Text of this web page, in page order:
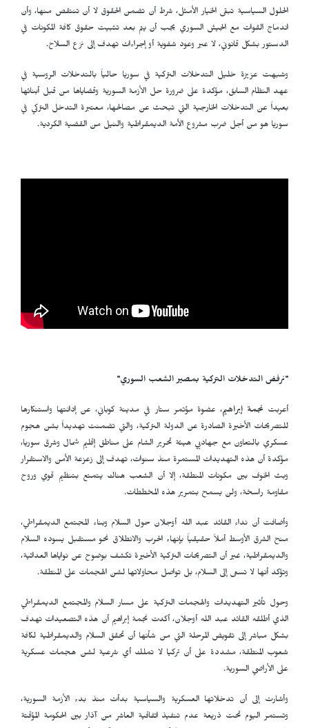
الحلول السياسية تبقى الخيار الأمثل، شرط أن تضمن الحقوق لا أن تنتقص منها، وأن
اندماج القوات مع الجيش السوري يجب أن يتم بعد تثبيت حقوق كافة المكونات في
الدستور بشكل قانوني، لا عبر وعود شفوية أو إجراءات تهدف إلى نزع السلاح.
وشبهت عزيزة خليل التدخلات التركية في سوريا حالياً بالتدخلات الروسية في
عهد النظام السابق، مؤكدة على ضرورة حل الأزمة السورية وقضاياها من قبل أبنائها
بعيداً عن التدخلات الخارجية التي تبحث عن مصالحها، معتبرة التدخل التركي في
سوريا هو من أجل ضرب مشروع الأمة الديمقراطية والنيل من القضية الكردية.
"نرفض التدخلات التركية بمصير الشعب السوري"
أعربتنجمة إبراهيم، عضوة مؤتمر ستار في مدينة كوباني، عن إدانتها واستنكارها
للتصريحات الأخيرة الصادرة عن الدولة التركية، والتي تضمنت تهديداً بشن هجوم
عسكري بالتعاون مع جهاديي هيئة تحرير الشام على مناطق إقليم شمال وشرق سوريا،
مؤكدة أن هذه التهديدات المستمرة منذ سنوات، تهدف إلى زعزعة الأمن والاستقرار
وبث الخوف بين مكونات المنطقة، إلا أن الشعب هناك يتمتع بتنظيم قوي وروح
مقاومة راسخة، ولن يسمح بتمرير هذه المخططات.
وأضافت أن نداء القائد عبد الله أوجلان حول السلام وبناء المجتمع الديمقراطي،
منح الشرق الأوسط أملاً حقيقياً بإنهاء الحرب والانطلاق نحو مستقبل يسوده السلام
والديمقراطية، غير أن التصريحات التركية الأخيرة تكشف بوضوح عن نواياها العدائية،
وتؤكد أنها لا تسعى إلى السلام، بل تواصل محاولاتها لشن الهجمات على المنطقة.
وحول تأثير التهديدات والهجمات التركية على مسار السلام والمجتمع الديمقراطي
الذي أطلقه القائد عبد الله أوجلان، أكدت نجمة إبراهيم أن هذه التصعيدات تهدف
بشكل مباشر إلى تقويض المرحلة التي من شأنها أن تحقق السلام والديمقراطية لكافة
شعوب المنطقة، مشددة على أن تركيا لا تملك أي شرعية لشن هجمات عسكرية
على الأراضي السورية.
وأشارت إلى أن تدخلاتها العسكرية والسياسية بدأت منذ بدء الأزمة السورية،
وتستمر اليوم تحت ذريعة عدم تنفيذ اتفاقية العاشر من آذار بين الحكومة المؤقتة